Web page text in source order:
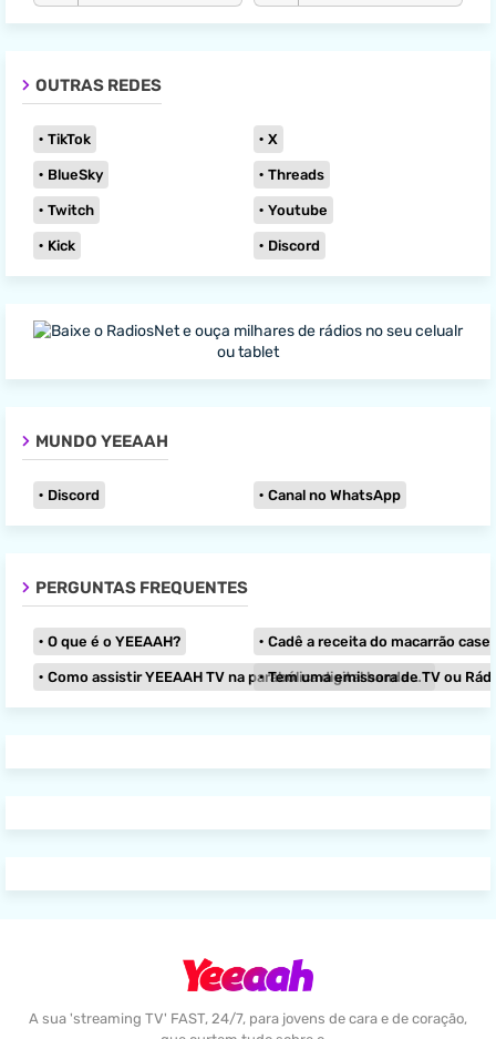
OUTRAS REDES
TikTok X
BlueSky Threads
Twitch Youtube
Kick Discord
MUNDO YEEAAH
Discord Canal no WhatsApp
PERGUNTAS FREQUENTES
O que é o YEEAAH? Cadê a receita do macarrão caseiro
Como assistir YEEAAH TV na parabólica digital banda KU?
Tem uma emissora de TV ou Rádio
A sua 'streaming TV' FAST, 24/7, para jovens de cara e de coração,